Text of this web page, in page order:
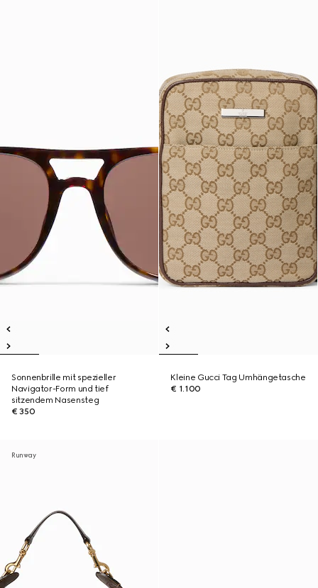
Sonnenbrille mit spezieller
Navigator-Form und tief
sitzendem Nasensteg
€ 350
Kleine Gucci Tag Umhängetasche
€ 1.100
Runway